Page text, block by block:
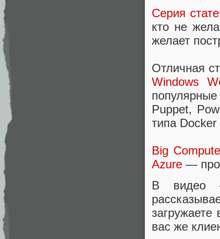
Серия
кто не
желает
Отличная
Windows
Puppet,
типа
Big
Azure — про
В видео
загружаете
вас же